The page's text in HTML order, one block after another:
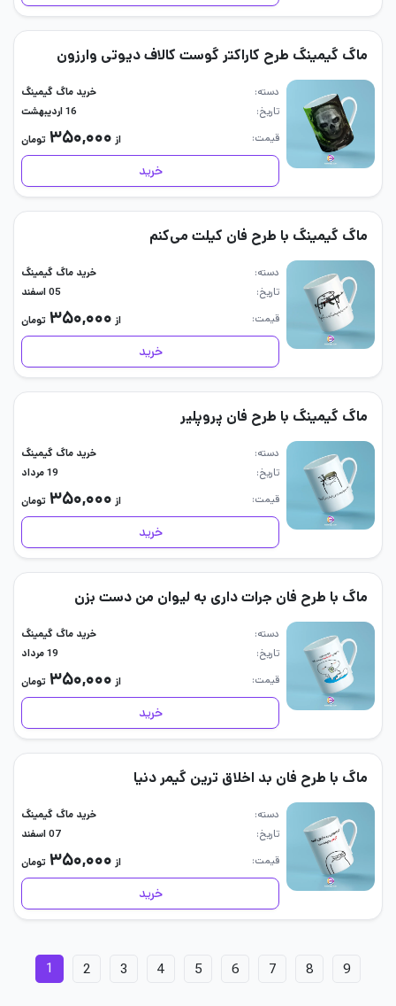
ماگ گیمینگ طرح کاراکتر گوست کالاف دیوتی وارزون
دسته
خرید ماگ گیمینگ
تاریخ
16 اردیبهشت
قیمت
از ۳۵۰,۰۰۰ تومان
خرید
ماگ گیمینگ با طرح فان کیلت می‌کنم
دسته
خرید ماگ گیمینگ
تاریخ
05 اسفند
قیمت
از ۳۵۰,۰۰۰ تومان
خرید
ماگ گیمینگ با طرح فان پروپلیر
دسته
خرید ماگ گیمینگ
تاریخ
19 مرداد
قیمت
از ۳۵۰,۰۰۰ تومان
خرید
ماگ با طرح فان جرات داری به لیوان من دست بزن
دسته
خرید ماگ گیمینگ
تاریخ
19 مرداد
قیمت
از ۳۵۰,۰۰۰ تومان
خرید
ماگ با طرح فان بد اخلاق ترین گیمر دنیا
دسته
خرید ماگ گیمینگ
تاریخ
07 اسفند
قیمت
از ۳۵۰,۰۰۰ تومان
خرید
1 2 3 4 5 6 7 8 9